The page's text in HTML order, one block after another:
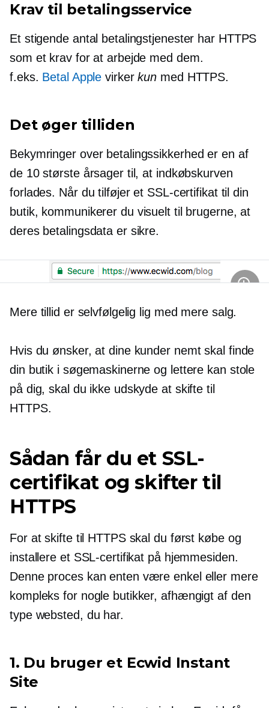
Krav til betalingsservice
Et stigende antal betalingstjenester har HTTPS
som et krav for at arbejde med dem.
f.eks. Betal Apple virkerkun med HTTPS.
Det øger tilliden
Bekymringer over betalingssikkerhed er en af ​​
de 10 største årsager til, at indkøbskurven
forlades. Når du tilføjer et SSL-certifikat til din
butik, kommunikerer du visuelt til brugerne, at
deres betalingsdata er sikre.
Mere tillid er selvfølgelig lig med mere salg.
Hvis du ønsker, at dine kunder nemt skal finde
din butik i søgemaskinerne og lettere kan stole
på dig, skal du ikke udskyde at skifte til
HTTPS.
Sådan får du et SSL-
certifikat og skifter til
HTTPS
For at skifte til HTTPS skal du først købe og
installere et SSL-certifikat på hjemmesiden.
Denne proces kan enten være enkel eller mere
kompleks for nogle butikker, afhængigt af den
type websted, du har.
1. Du bruger et Ecwid Instant
Site